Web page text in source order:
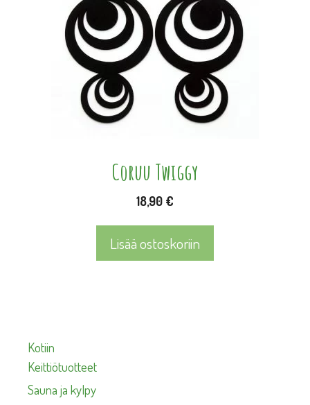
Coruu Twiggy
18,90 €
Lisää ostoskoriin
Kotiin
Keittiötuotteet
Sauna ja kylpy